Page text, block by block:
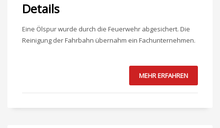
Details
Eine Ölspur wurde durch die Feuerwehr abgesichert. Die
Reinigung der Fahrbahn übernahm ein Fachunternehmen.
MEHR ERFAHREN